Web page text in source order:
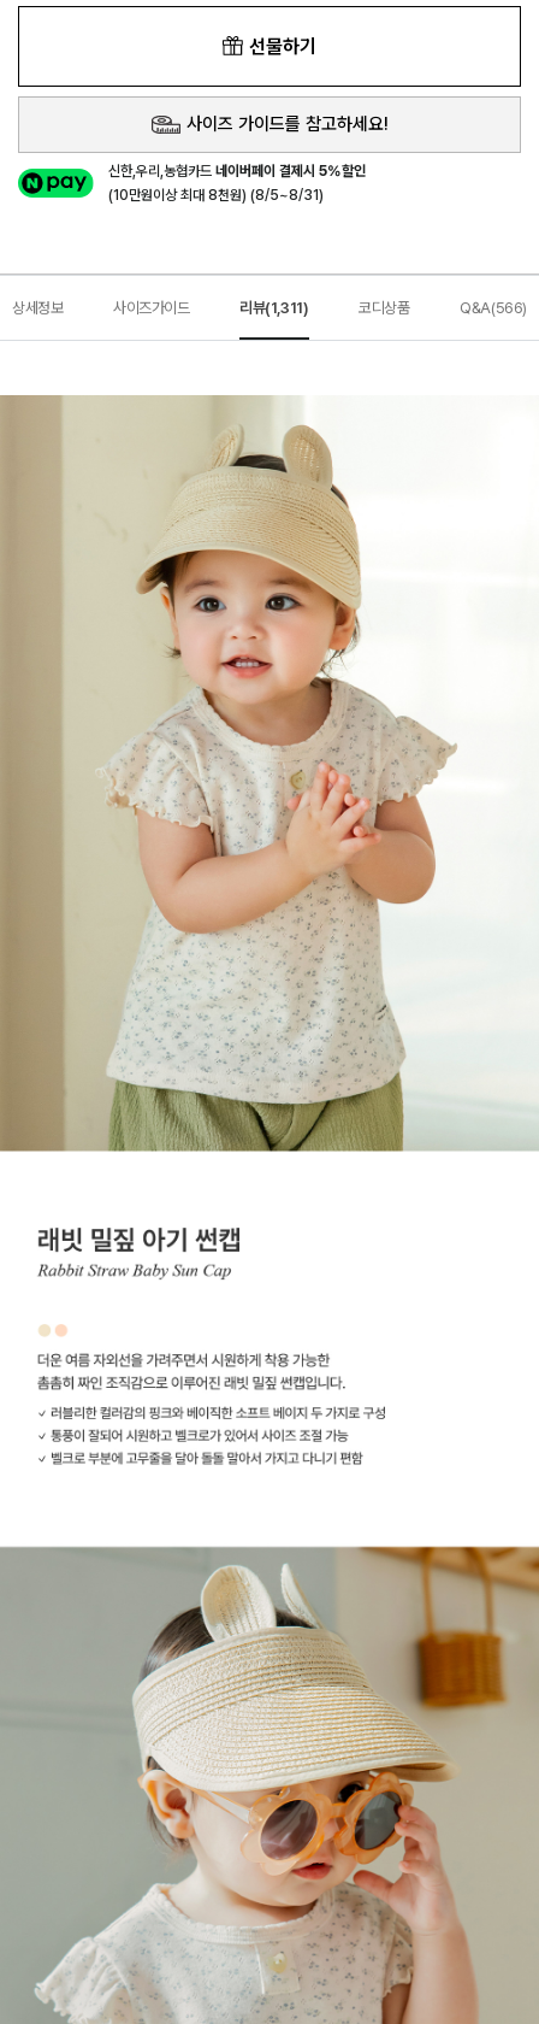
선물하기
사이즈 가이드를 참고하세요!
신한,우리,농협카드네이버페이 결제시 5%할인
(10만원이상 최대 8천원) (8/5~8/31)
상세정보 사이즈가이드 리뷰(1,311) 코디상품 Q&A(566)